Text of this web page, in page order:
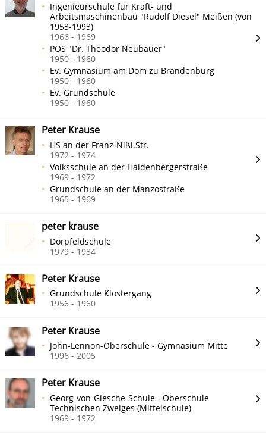
Ingenieurschule für Kraft- und
Arbeitsmaschinenbau "Rudolf Diesel" Meißen (von
1953-1993)
1966 - 1969
POS "Dr. Theodor Neubauer"
1950 - 1960
Ev. Gymnasium am Dom zu Brandenburg
1950 - 1960
Ev. Grundschule
1950 - 1960
Peter Krause
HS an der Franz-Nißl.Str.
1972 - 1974
Volksschule an der Haldenbergerstraße
1969 - 1972
Grundschule an der Manzostraße
1965 - 1969
peter krause
Dörpfeldschule
1979 - 1984
Peter Krause
Grundschule Klostergang
1956 - 1960
Peter Krause
John-Lennon-Oberschule - Gymnasium Mitte
1996 - 2005
Peter Krause
Georg-von-Giesche-Schule - Oberschule
Technischen Zweiges (Mittelschule)
1969 - 1972